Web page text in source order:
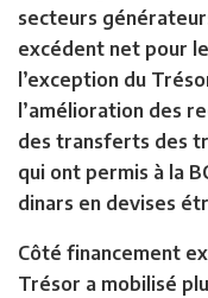
secteurs
excédent net pour
l’exception du
l’amélioration des
des transferts des
qui ont permis à la
dinars en devises
Côté financement
Trésor a mobilisé